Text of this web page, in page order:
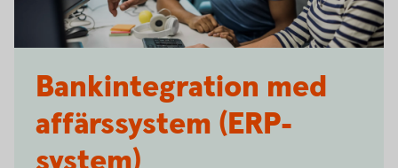
Bankintegration med
affärssystem (ERP-